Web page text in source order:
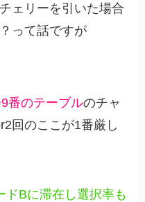
ェリーを引いた場合
って話ですが
番のテーブルのチャ
回のここが1番厳し
ドBに滞在し選択率も